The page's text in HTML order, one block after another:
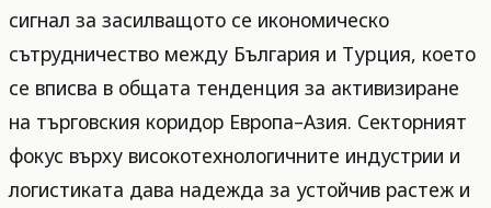
сигнал за засилващото се икономическо
сътрудничество между България и Турция, което
се вписва в общата тенденция за активизиране
на търговския коридор Европа–Азия. Секторният
фокус върху високотехнологичните индустрии и
логистиката дава надежда за устойчив растеж и